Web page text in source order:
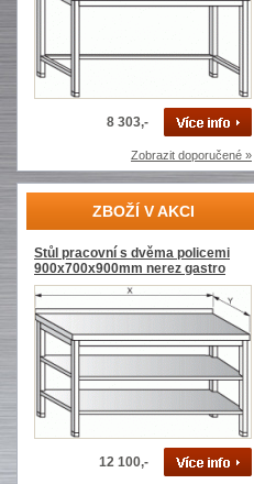
8 303,-
Zobrazit doporučené »
ZBOŽÍ V AKCI
Stůl pracovní s dvěma policemi
900x700x900mm nerez gastro
12 100,-